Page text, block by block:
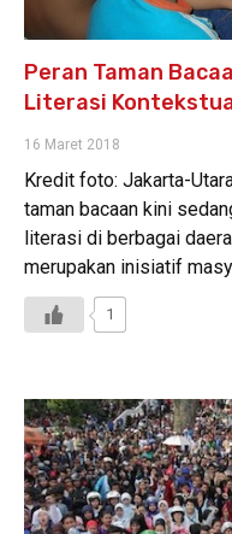
Peran Taman
Literasi
16 Maret 2018
Kredit foto: Jakarta-
taman bacaan kini
literasi di berbagai
merupakan inisiatif
1